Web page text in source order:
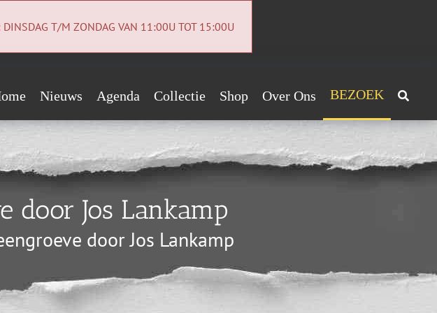
DINSDAG T/M ZONDAG VAN 11:00U TOT 15:00U
Nieuws Agenda
Archief
Collectie
Archeologiecollectie
Shop Over Ons
Handig!
Contact
Nieuwsbrief
Privacybeleid
BEZOEK
door Jos Lankamp
door Jos Lankamp